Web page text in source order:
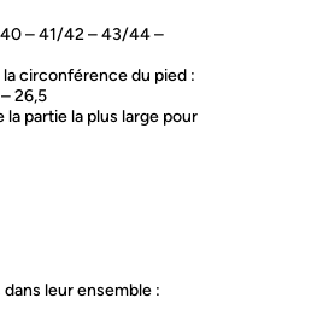
– 41/42 – 43/44 –
circonférence du pied :
26,5
partie la plus large pour
leur ensemble :